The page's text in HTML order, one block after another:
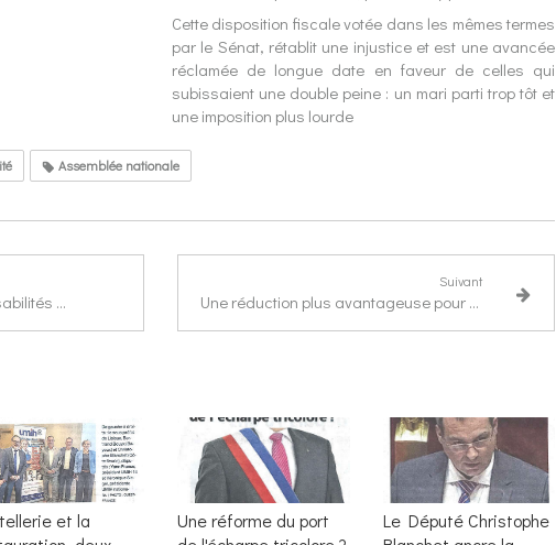
Cette disposition fiscale votée dans les mêmes termes
par le Sénat, rétablit une injustice et est une avancée
réclamée de longue date en faveur de celles qui
subissaient une double peine : un mari parti trop tôt et
une imposition plus lourde
Assemblée nationale
Mes nouvelles responsabilités à l’Assemblée nationale en 2019
Suivant
Une réduction plus avantageuse pour certains dons aux associations.
et la
Une réforme du port
Le Député Christophe